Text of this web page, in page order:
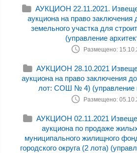
АУКЦИОН 22.11.2021.
аукциона на право заключения
земельного участка для
(управление
Размещено:
АУКЦИОН 28.10.2021
аукциона на право заключения
лот: СОШ № 4) (управление
Размещено:
АУКЦИОН 02.11.2021
аукциона по продаже
муниципального жилищного
городского округа (2 лота)